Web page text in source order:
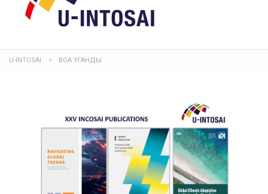
U-INTOSAI > ВОА УГАНДЫ